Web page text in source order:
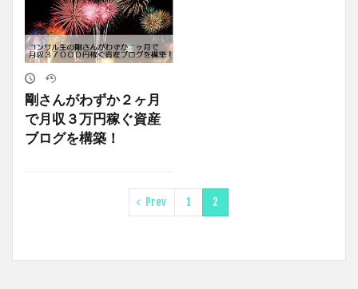
剛さんがわずか２ヶ月
で月収３万円稼ぐ資産
ブログを構築！
Prev 1 2